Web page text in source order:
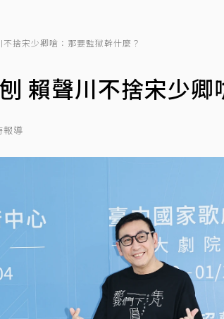
捨宋少卿嗆：那要監獄幹什麼？
賴聲川不捨宋少
報導